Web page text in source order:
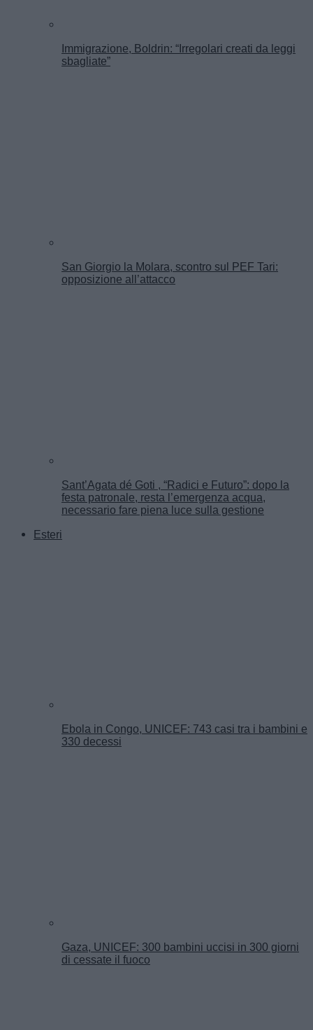
Immigrazione, Boldrin: “Irregolari creati da leggi
sbagliate”
San Giorgio la Molara, scontro sul PEF Tari:
opposizione all’attacco
Sant’Agata dé Goti , “Radici e Futuro”: dopo la
festa patronale, resta l’emergenza acqua,
necessario fare piena luce sulla gestione
Esteri
Ebola in Congo, UNICEF: 743 casi tra i bambini e
330 decessi
Gaza, UNICEF: 300 bambini uccisi in 300 giorni
di cessate il fuoco